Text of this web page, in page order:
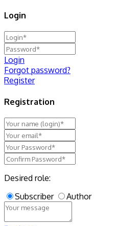
Login
Login
Forgot password?
Register
Registration
Desired role:
Subscriber
Author